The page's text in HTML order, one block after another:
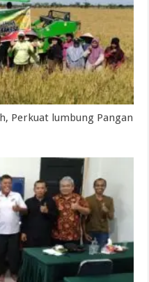
Perkuat lumbung Pangan